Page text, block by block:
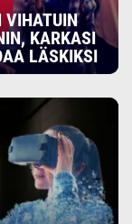
VIHATUIN
KARKASI
LÄSKIKSI